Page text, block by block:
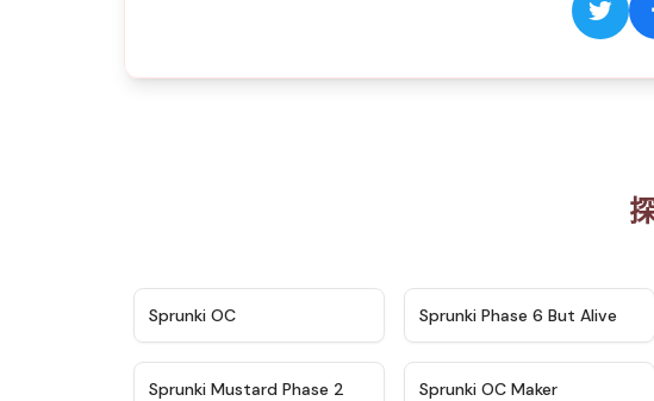
Sprunki OC ★ 4.9
Sprunki Phase 6 But Alive
★ 4.4
Sprunki Mustard Phase 2 Sprunki OC Maker